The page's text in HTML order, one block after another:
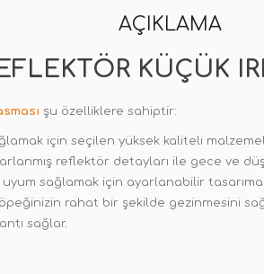
AÇIKLAMA
KÜÇÜK
şu özelliklere sahiptir:
için seçilen yüksek kaliteli
reflektör detayları ile gece ve
sağlamak için ayarlanabilir
rahat bir şekilde gezinmesini
sağlar.